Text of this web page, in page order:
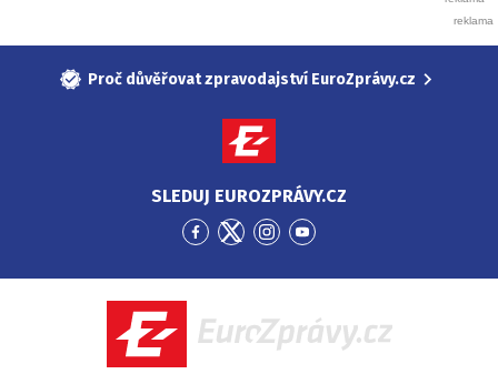
Proč důvěřovat zpravodajství EuroZprávy.cz
SLEDUJ EUROZPRÁVY.CZ
Přejít
Facebook
Přejít
Twitter
Přejít
Instagram
Přejít
YouTube
EuroZprávy.cz